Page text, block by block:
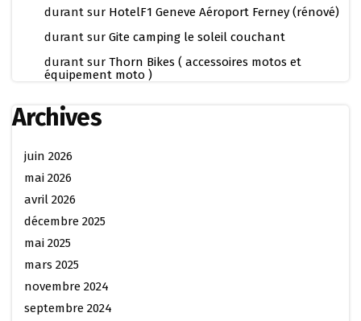
durant sur HotelF1 Geneve Aéroport Ferney (rénové)
durant sur Gite camping le soleil couchant
durant sur Thorn Bikes ( accessoires motos et
équipement moto )
Archives
juin 2026
mai 2026
avril 2026
décembre 2025
mai 2025
mars 2025
novembre 2024
septembre 2024